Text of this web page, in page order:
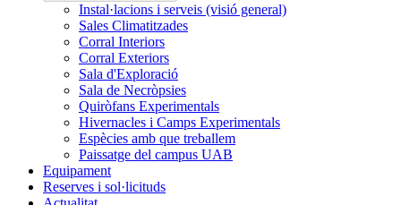
Instal·lacions i serveis (visió general)
Sales Climatitzades
Corral Interiors
Corral Exteriors
Sala d'Exploració
Sala de Necròpsies
Quiròfans Experimentals
Hivernacles i Camps Experimentals
Espècies amb que treballem
Paissatge del campus UAB
Equipament
Reserves i sol·licituds